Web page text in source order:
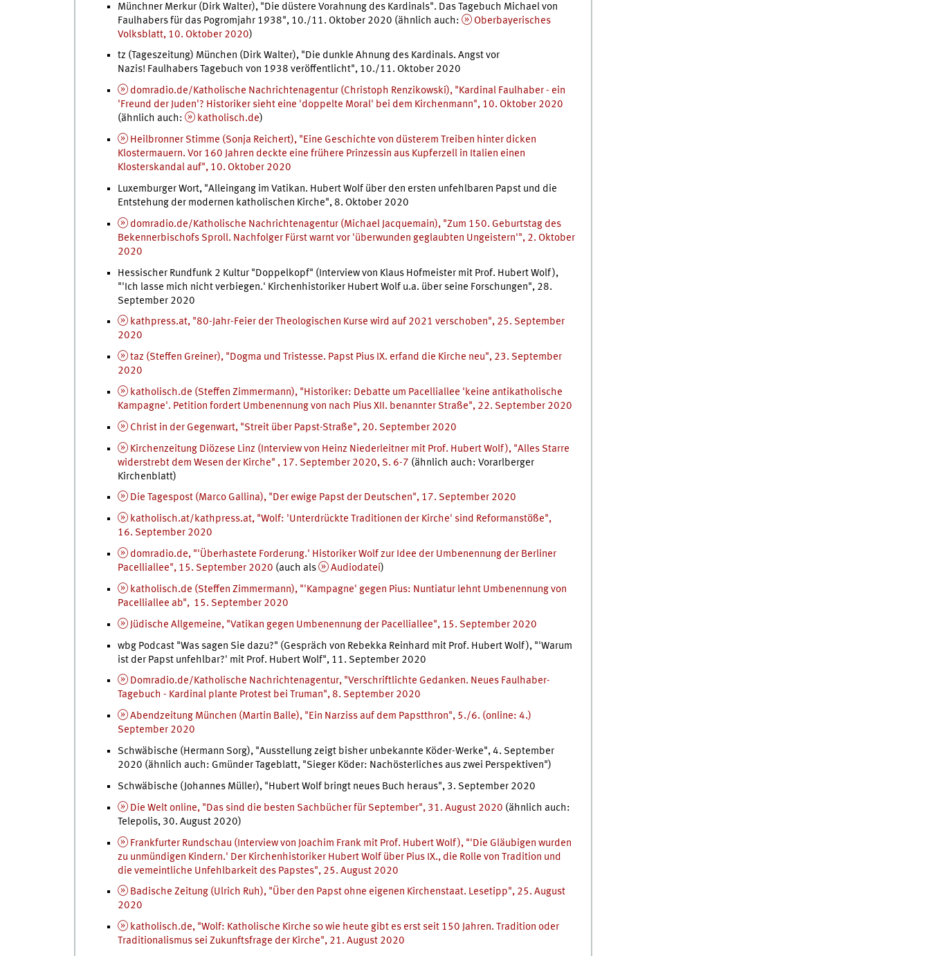
Münchner Merkur (Dirk Walter), "Die düstere Vorahnung des Kardinals". Das Tagebuch Michael von
Faulhabers für das Pogromjahr 1938", 10./11. Oktober 2020 (ähnlich auch:
Oberbayerisches
Volksblatt, 10. Oktober 2020)
tz (Tageszeitung) München (Dirk Walter), "Die dunkle Ahnung des Kardinals. Angst vor
Nazis! Faulhabers Tagebuch von 1938 veröffentlicht", 10./11. Oktober 2020
domradio.de/Katholische Nachrichtenagentur (Christoph Renzikowski), "Kardinal Faulhaber - ein
'Freund der Juden'? Historiker sieht eine 'doppelte Moral' bei dem Kirchenmann", 10. Oktober 2020
(ähnlich auch:
katholisch.de)
Heilbronner Stimme (Sonja Reichert), "Eine Geschichte von düsterem Treiben hinter dicken
Klostermauern. Vor 160 Jahren deckte eine frühere Prinzessin aus Kupferzell in Italien einen
Klosterskandal auf", 10. Oktober 2020
Luxemburger Wort, "Alleingang im Vatikan. Hubert Wolf über den ersten unfehlbaren Papst und die
Entstehung der modernen katholischen Kirche", 8. Oktober 2020
domradio.de/Katholische Nachrichtenagentur (Michael Jacquemain), "Zum 150. Geburtstag des
Bekennerbischofs Sproll. Nachfolger Fürst warnt vor 'überwunden geglaubten Ungeistern'", 2. Oktober
2020
Hessischer Rundfunk 2 Kultur "Doppelkopf" (Interview von Klaus Hofmeister mit Prof. Hubert Wolf),
"'Ich lasse mich nicht verbiegen.' Kirchenhistoriker Hubert Wolf u.a. über seine Forschungen", 28.
September 2020
kathpress.at, "80-Jahr-Feier der Theologischen Kurse wird auf 2021 verschoben", 25. September
2020
taz (Steffen Greiner), "Dogma und Tristesse. Papst Pius IX. erfand die Kirche neu", 23. September
2020
katholisch.de (Steffen Zimmermann), "Historiker: Debatte um Pacelliallee 'keine antikatholische
Kampagne'. Petition fordert Umbenennung von nach Pius XII. benannter Straße", 22. September 2020
Christ in der Gegenwart, "Streit über Papst-Straße", 20. September 2020
Kirchenzeitung Diözese Linz (Interview von Heinz Niederleitner mit Prof. Hubert Wolf), "Alles Starre
widerstrebt dem Wesen der Kirche" , 17. September 2020, S. 6-7 (ähnlich auch: Vorarlberger
Kirchenblatt)
Die Tagespost (Marco Gallina), "Der ewige Papst der Deutschen", 17. September 2020
katholisch.at/kathpress.at, "Wolf: 'Unterdrückte Traditionen der Kirche' sind Reformanstöße",
16. September 2020
domradio.de, "'Überhastete Forderung.' Historiker Wolf zur Idee der Umbenennung der Berliner
Pacelliallee", 15. September 2020 (auch als Audiodatei)
katholisch.de (Steffen Zimmermann), "'Kampagne' gegen Pius: Nuntiatur lehnt Umbenennung von
Pacelliallee ab", 15. September 2020
Jüdische Allgemeine, "Vatikan gegen Umbenennung der Pacelliallee", 15. September 2020
wbg Podcast "Was sagen Sie dazu?" (Gespräch von Rebekka Reinhard mit Prof. Hubert Wolf), "'Warum
ist der Papst unfehlbar?' mit Prof. Hubert Wolf", 11. September 2020
Domradio.de/Katholische Nachrichtenagentur, "Verschriftlichte Gedanken. Neues Faulhaber-
Tagebuch - Kardinal plante Protest bei Truman", 8. September 2020
Abendzeitung München (Martin Balle), "Ein Narziss auf dem Papstthron", 5./6. (online: 4.)
September 2020
Schwäbische (Hermann Sorg), "Ausstellung zeigt bisher unbekannte Köder-Werke", 4. September
2020 (ähnlich auch: Gmünder Tageblatt, "Sieger Köder: Nachösterliches aus zwei Perspektiven")
Schwäbische (Johannes Müller), "Hubert Wolf bringt neues Buch heraus", 3. September 2020
Die Welt online, "Das sind die besten Sachbücher für September", 31. August 2020 (ähnlich auch:
Telepolis, 30. August 2020)
Frankfurter Rundschau (Interview von Joachim Frank mit Prof. Hubert Wolf), "'Die Gläubigen wurden
zu unmündigen Kindern.' Der Kirchenhistoriker Hubert Wolf über Pius IX., die Rolle von Tradition und
die vemeintliche Unfehlbarkeit des Papstes", 25. August 2020
Badische Zeitung (Ulrich Ruh), "Über den Papst ohne eigenen Kirchenstaat. Lesetipp", 25. August
2020
katholisch.de, "Wolf: Katholische Kirche so wie heute gibt es erst seit 150 Jahren. Tradition oder
Traditionalismus sei Zukunftsfrage der Kirche", 21. August 2020